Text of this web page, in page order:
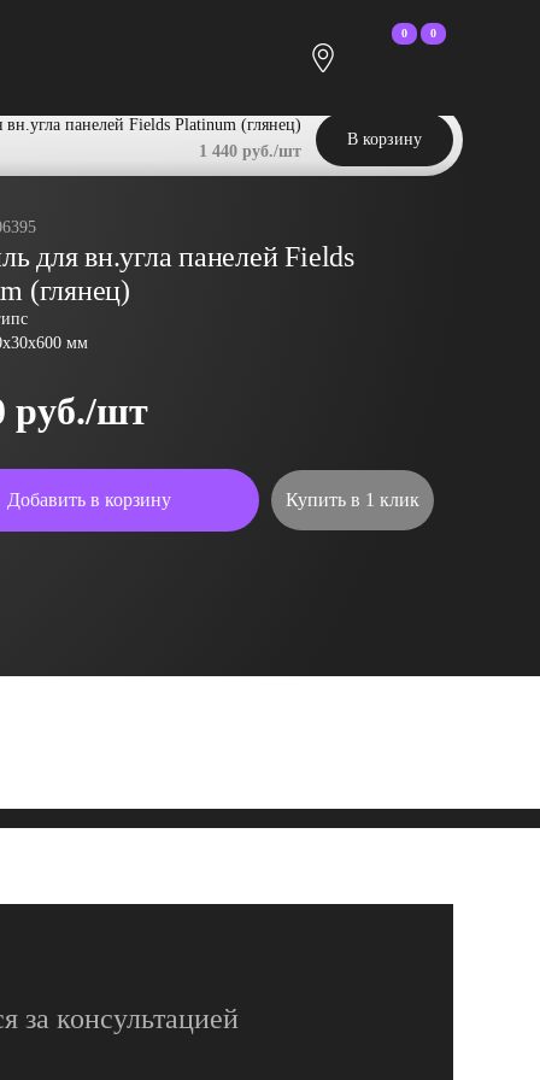
0 0
для вн.угла панелей Fields
(глянец)
мм
руб./шт
Добавить в корзину Купить в 1 клик
панелей Fields Platinum (глянец)
1 440 руб./шт
В корзину
за консультацией